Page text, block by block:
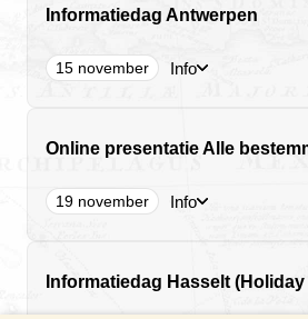
Informatiedag Antwerpen
15 november Info
Online presentatie Alle
19 november Info
Informatiedag Hasselt (Holiday